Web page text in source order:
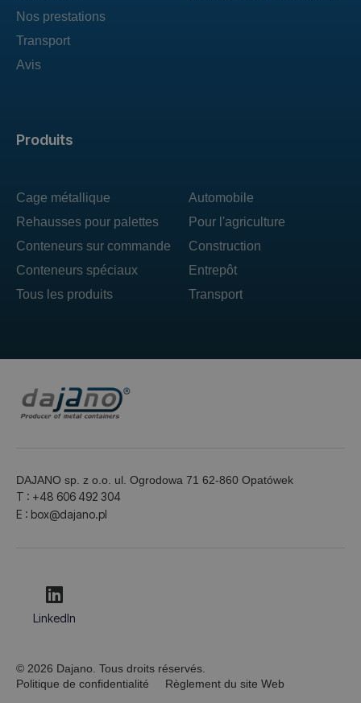
Produits
Cage métallique
Rehausses pour palettes
Conteneurs sur commande
Conteneurs spéciaux
Tous les produits
Automobile
Pour l'agriculture
Construction
Entrepôt
Transport
Nos prestations
Transport
Avis
DAJANO sp. z o.o. ul. Ogrodowa 71 62-860 Opatówek
T : +48 606 492 304
E : box@dajano.pl
LinkedIn
© 2026 Dajano. Tous droits réservés.
Politique de confidentialité
Règlement du site Web